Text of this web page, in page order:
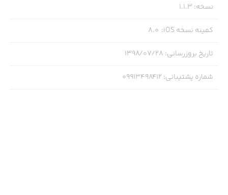
نسخه:
1.1.3
کمینه نسخه iOS :
8.0
تاریخ بروزرسانی: ۱۳۹۸/۰۷/۲۸
شماره پشتیبانی:
09913498412